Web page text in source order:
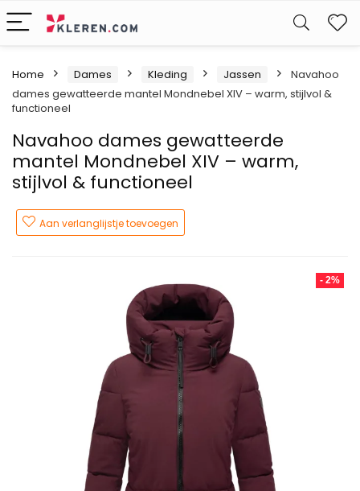
Home Dames Kleding Jassen
Navahoo
dames gewatteerde mantel Mondnebel XIV – warm, stijlvol &
functioneel
Navahoo dames gewatteerde
mantel Mondnebel XIV – warm,
stijlvol & functioneel
Aan verlanglijstje toevoegen
- 2%